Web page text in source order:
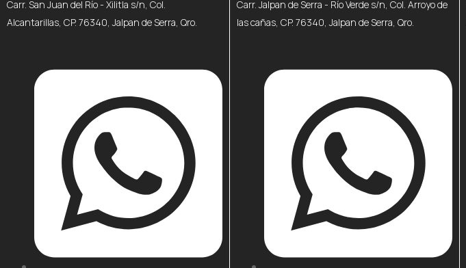
Carr. San Juan del Río - Xilitla s/n, Col.
Alcantarillas, CP. 76340, Jalpan de Serra, Qro.
Carr. Jalpan de Serra - Río Verde s/n, Col. Arroyo de
las cañas, CP. 76340, Jalpan de Serra, Qro.